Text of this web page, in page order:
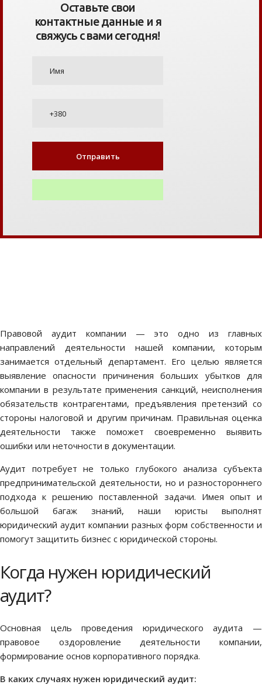
Оставьте свои
контактные данные и я
свяжусь с вами сегодня!
Правовой аудит компании — это одно из главных
направлений деятельности нашей компании, которым
занимается отдельный департамент. Его целью является
выявление опасности причинения больших убытков для
компании в результате применения санкций, неисполнения
обязательств контрагентами, предъявления претензий со
стороны налоговой и другим причинам. Правильная оценка
деятельности также поможет своевременно выявить
ошибки или неточности в документации.
Аудит потребует не только глубокого анализа субъекта
предпринимательской деятельности, но и разностороннего
подхода к решению поставленной задачи. Имея опыт и
большой багаж знаний, наши юристы выполнят
юридический аудит компании разных форм собственности и
помогут защитить бизнес с юридической стороны.
Когда нужен юридический
аудит?
Основная цель проведения юридического аудита —
правовое оздоровление деятельности компании,
формирование основ корпоративного порядка.
В каких случаях нужен юридический аудит: